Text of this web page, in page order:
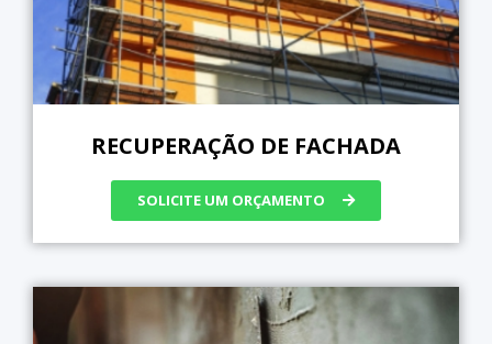
RECUPERAÇÃO DE FACHADA
SOLICITE UM ORÇAMENTO